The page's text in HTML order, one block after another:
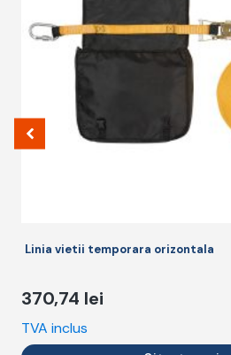
Linia vietii temporara orizontala
370,74 lei
TVA inclus